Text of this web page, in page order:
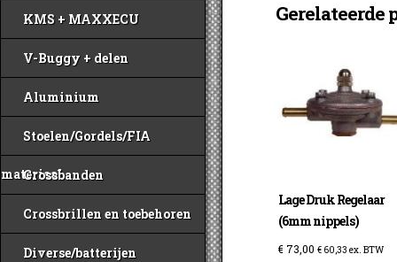
KMS + MAXXECU
V-Buggy + delen
Aluminium
Stoelen/Gordels/FIA
materiaal
Crossbanden
Crossbrillen en toebehoren
Diverse/batterijen
Gerelateerde
Lage Druk Regelaar
(6mm nippels)
€ 73,00 € 60,33 ex. BTW